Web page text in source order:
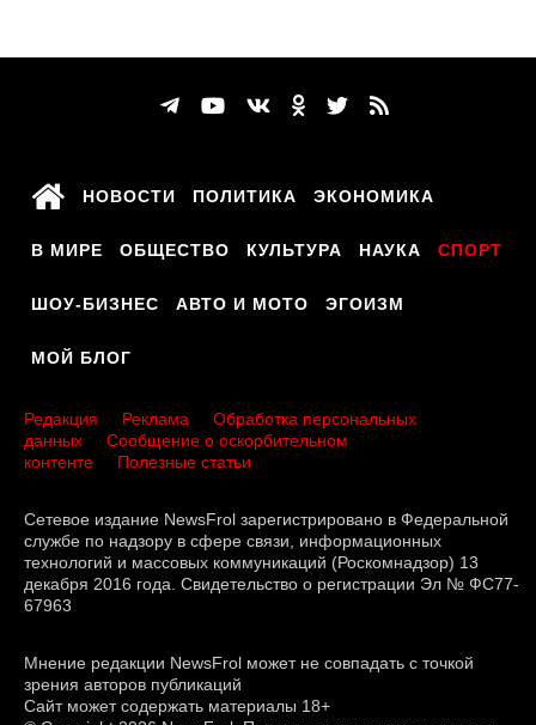
НОВОСТИ ПОЛИТИКА ЭКОНОМИКА
В МИРЕ ОБЩЕСТВО КУЛЬТУРА НАУКА СПОРТ
ШОУ-БИЗНЕС АВТО И МОТО ЭГОИЗМ
МОЙ БЛОГ
Редакция Реклама
Обработка персональных
данных
Сообщение о оскорбительном
контенте
Полезные статьи
Сетевое издание NewsFrol зарегистрировано в Федеральной
службе по надзору в сфере связи, информационных
технологий и массовых коммуникаций (Роскомнадзор) 13
декабря 2016 года. Свидетельство о регистрации Эл № ФС77-
67963
Мнение редакции NewsFrol может не совпадать с точкой
зрения авторов публикаций
Сайт может содержать материалы 18+